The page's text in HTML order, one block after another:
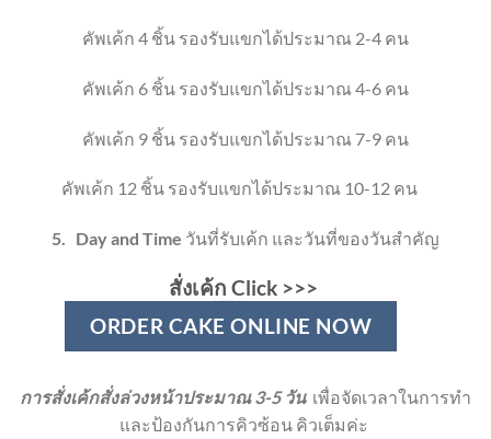
คัพเค้ก 4 ชิ้น รองรับแขกได้ประมาณ 2-4 คน
คัพเค้ก 6 ชิ้น รองรับแขกได้ประมาณ 4-6 คน
คัพเค้ก 9 ชิ้น รองรับแขกได้ประมาณ 7-9 คน
คัพเค้ก 12 ชิ้น รองรับแขกได้ประมาณ 10-12 คน
5. Day and Time วันที่รับเค้ก และวันที่ของวันสำคัญ
สั่งเค้ก Click >>>
ORDER CAKE ONLINE NOW
การสั่งเค้กสั่งล่วงหน้าประมาณ 3-5 วัน เพื่อจัดเวลาในการทำ
และป้องกันการคิวซ้อน คิวเต็มค่ะ